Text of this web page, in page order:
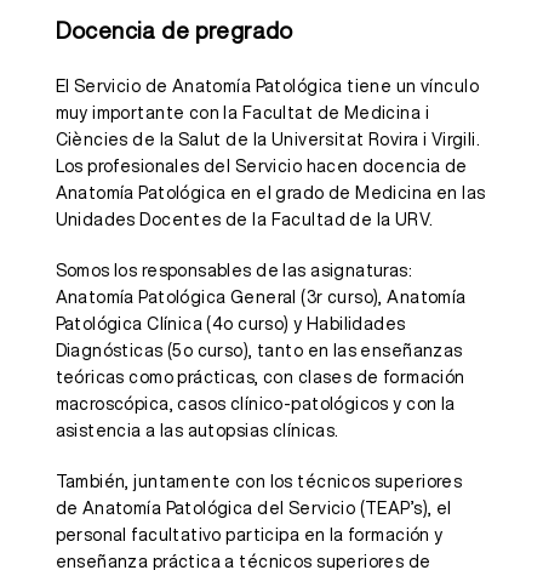
Docencia de pregrado
El Servicio de Anatomía Patológica tiene un vínculo
muy importante con la Facultat de Medicina i
Ciències de la Salut de la Universitat Rovira i Virgili.
Los profesionales del Servicio hacen docencia de
Anatomía Patológica en el grado de Medicina en las
Unidades Docentes de la Facultad de la URV.
Somos los responsables de las asignaturas:
Anatomía Patológica General (3r curso), Anatomía
Patológica Clínica (4o curso) y Habilidades
Diagnósticas (5o curso), tanto en las enseñanzas
teóricas como prácticas, con clases de formación
macroscópica, casos clínico-patológicos y con la
asistencia a las autopsias clínicas.
También, juntamente con los técnicos superiores
de Anatomía Patológica del Servicio (TEAP’s), el
personal facultativo participa en la formación y
enseñanza práctica a técnicos superiores de